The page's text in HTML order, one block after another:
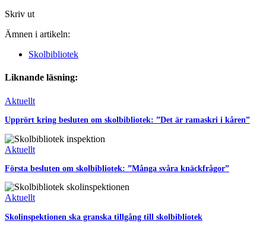
Skriv ut
Ämnen i artikeln:
Skolbibliotek
Liknande läsning:
Aktuellt
Upprört kring besluten om skolbibliotek: ”Det är ramaskri i kåren”
Aktuellt
Första besluten om skolbibliotek: ”Många svåra knäckfrågor”
Aktuellt
Skolinspektionen ska granska tillgång till skolbibliotek